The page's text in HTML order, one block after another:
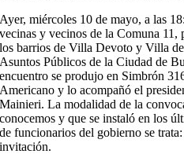
Ayer, miércoles 10 de mayo, a las
vecinas y vecinos de la Comuna 11,
los barrios de Villa Devoto y Villa
Asuntos Públicos de la Ciudad de
encuentro se produjo en Simbrón
Americano y lo acompañó el
Mainieri. La modalidad de la
conocemos y que se instaló en los
de funcionarios del gobierno se
invitación.